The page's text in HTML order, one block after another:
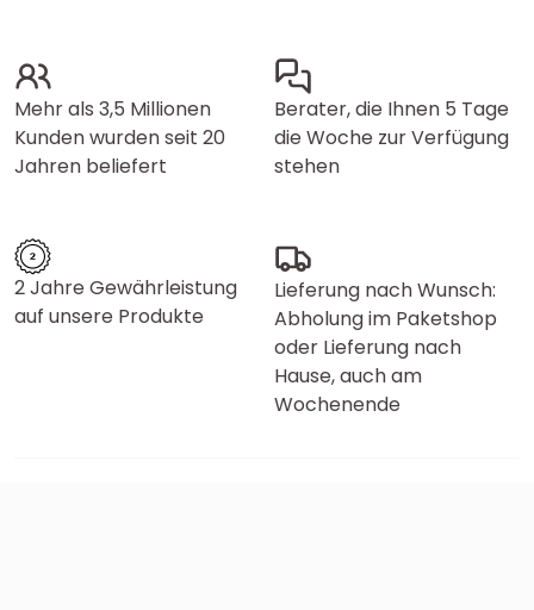
Mehr als 3,5 Millionen
Kunden wurden seit 20
Jahren beliefert
Berater, die Ihnen 5 Tage
die Woche zur Verfügung
stehen
2 Jahre Gewährleistung
auf unsere Produkte
Lieferung nach Wunsch:
Abholung im Paketshop
oder Lieferung nach
Hause, auch am
Wochenende